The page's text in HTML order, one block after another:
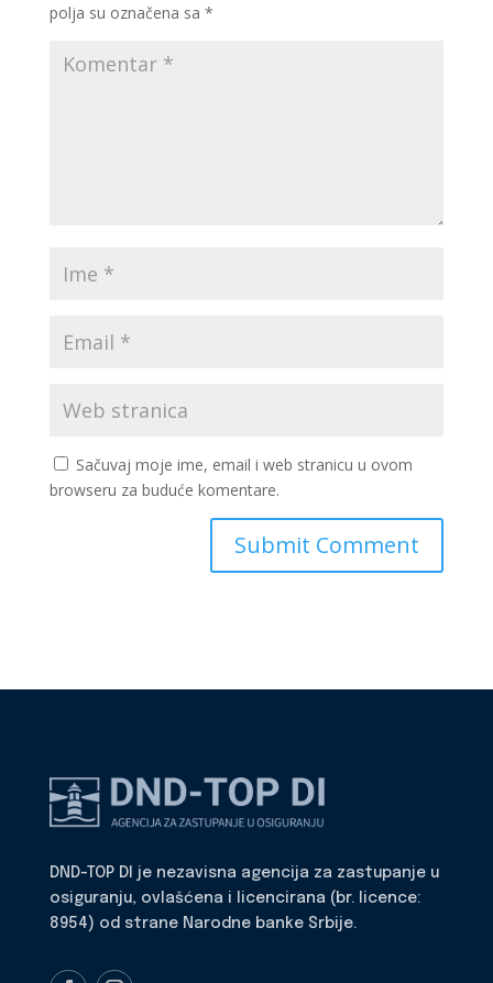
polja su označena sa *
Sačuvaj moje ime, email i web stranicu u ovom
browseru za buduće komentare.
DND-TOP DI je nezavisna agencija za zastupanje u
osiguranju, ovlašćena i licencirana (br. licence:
8954) od strane Narodne banke Srbije.